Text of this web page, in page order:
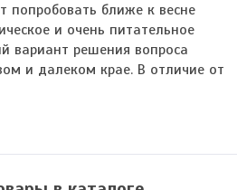
ближе к весне
и очень питательное
вариант решения вопроса
и далеком крае. В отличие от